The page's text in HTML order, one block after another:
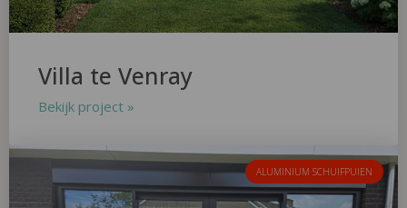
Villa te Venray
Bekijk project »
ALUMINIUM SCHUIFPUIEN